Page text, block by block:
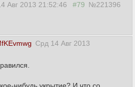
Авг 2013 21:52:46 #79 №221396
Срд 14 Авг 2013